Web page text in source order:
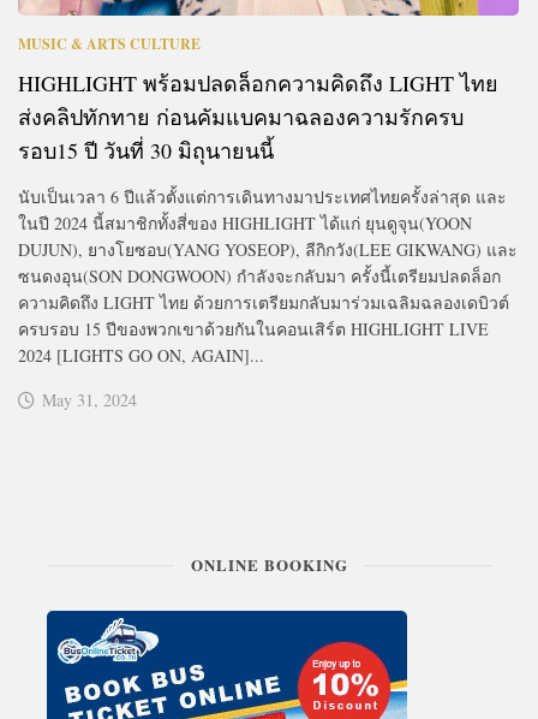
MUSIC & ARTS CULTURE
HIGHLIGHT พร้อมปลดล็อกความคิดถึง LIGHT ไทย
ส่งคลิปทักทาย ก่อนคัมแบคมาฉลองความรักครบ
รอบ15 ปี วันที่ 30 มิถุนายนนี้
นับเป็นเวลา 6 ปีแล้วตั้งแต่การเดินทางมาประเทศไทยครั้งล่าสุด และ
ในปี 2024 นี้สมาชิกทั้งสี่ของ HIGHLIGHT ได้แก่ ยุนดูจุน(YOON
DUJUN), ยางโยซอบ(YANG YOSEOP), ลีกิกวัง(LEE GIKWANG) และ
ซนดงอุน(SON DONGWOON) กำลังจะกลับมา ครั้งนี้เตรียมปลดล็อก
ความคิดถึง LIGHT ไทย ด้วยการเตรียมกลับมาร่วมเฉลิมฉลองเดบิวต์
ครบรอบ 15 ปีของพวกเขาด้วยกันในคอนเสิร์ต HIGHLIGHT LIVE
2024 [LIGHTS GO ON, AGAIN]...
May 31, 2024
ONLINE BOOKING